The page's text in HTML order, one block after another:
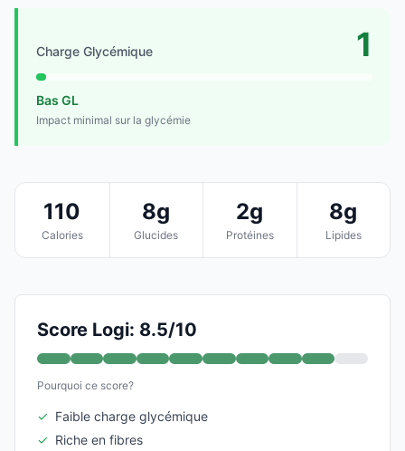
Charge Glycémique 1
Bas GL
Impact minimal sur la glycémie
110
Calories
8g
Glucides
2g
Protéines
8g
Lipides
Score Logi: 8.5/10
Pourquoi ce score?
✓ Faible charge glycémique
✓ Riche en fibres